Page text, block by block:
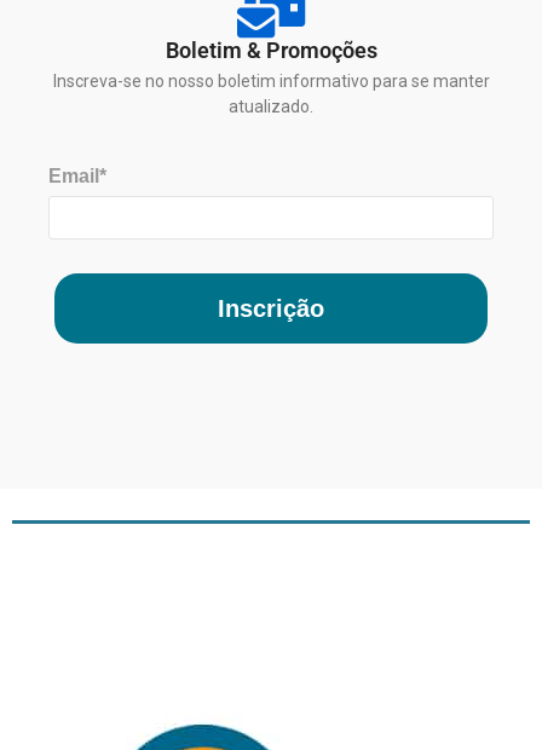
Boletim & Promoções
Inscreva-se no nosso boletim informativo para se manter
atualizado.
Email*
Inscrição